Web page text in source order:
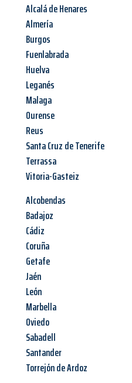
Alcalá de Henares
Almería
Burgos
Fuenlabrada
Huelva
Leganés
Malaga
Ourense
Reus
Santa Cruz de Tenerife
Terrassa
Vitoria-Gasteiz
Alcobendas
Badajoz
Cádiz
Coruña
Getafe
Jaén
León
Marbella
Oviedo
Sabadell
Santander
Torrejón de Ardoz